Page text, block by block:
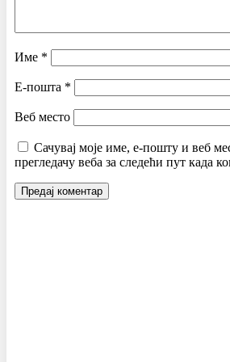
Име *
Е-пошта *
Веб место
Сачувај моје име, е-пошту и веб
прегледачу веба за следећи пут када